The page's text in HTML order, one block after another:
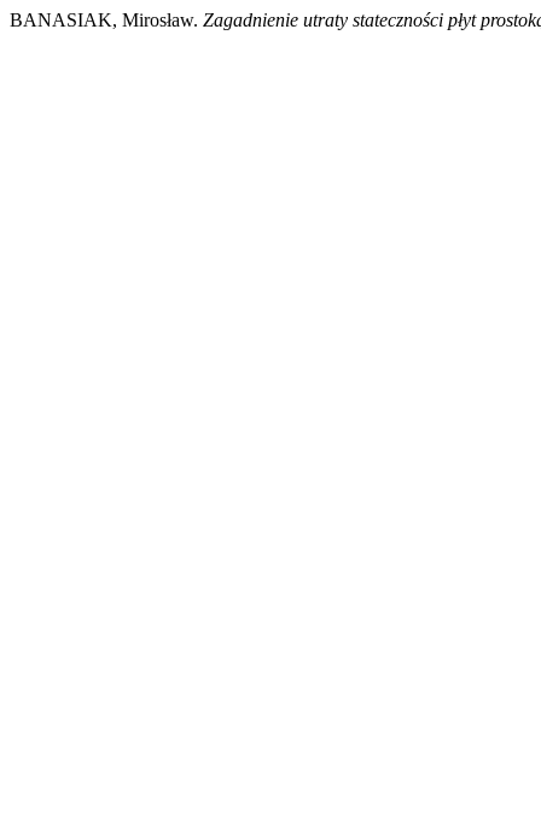
BANASIAK, Mirosław. Zagadnienie utraty stateczności płyt